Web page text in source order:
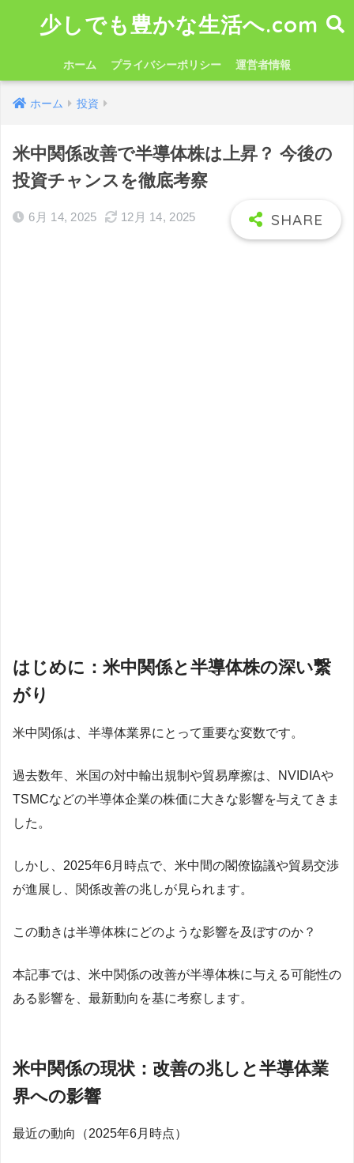
少しでも豊かな生活へ.com
ホーム プライバシーポリシー 運営者情報
ホーム 投資
米中関係改善で半導体株は上昇？ 今後の
投資チャンスを徹底考察
6月 14, 2025 12月 14, 2025
はじめに：米中関係と半導体株の深い繋
がり
米中関係は、半導体業界にとって重要な変数です。
過去数年、米国の対中輸出規制や貿易摩擦は、NVIDIAや
TSMCなどの半導体企業の株価に大きな影響を与えてきま
した。
しかし、2025年6月時点で、米中間の閣僚協議や貿易交渉
が進展し、関係改善の兆しが見られます。
この動きは半導体株にどのような影響を及ぼすのか？
本記事では、米中関係の改善が半導体株に与える可能性の
ある影響を、最新動向を基に考察します。
米中関係の現状：改善の兆しと半導体業
界への影響
最近の動向（2025年6月時点）